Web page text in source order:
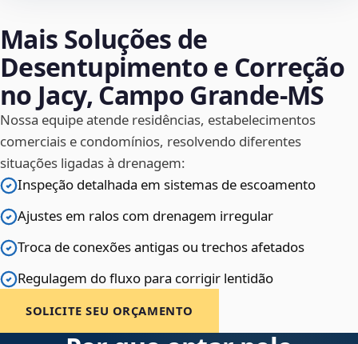
Mais Soluções de
Desentupimento e Correção
no Jacy, Campo Grande‑MS
Nossa equipe atende residências, estabelecimentos
comerciais e condomínios, resolvendo diferentes
situações ligadas à drenagem:
Inspeção detalhada em sistemas de escoamento
Ajustes em ralos com drenagem irregular
Troca de conexões antigas ou trechos afetados
Regulagem do fluxo para corrigir lentidão
SOLICITE SEU ORÇAMENTO